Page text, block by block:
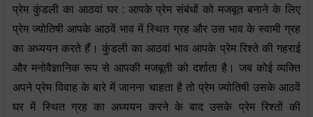
प्रेम कुंडली का आठवां घर : आपके प्रेम संबंधों को मजबूत बनाने के लिए
प्रेम ज्योतिषी आपके आठवें भाव में स्थित ग्रह और उस भाव के स्वामी ग्रह
का अध्ययन करते हैं। कुंडली का आठवां भाव आपके प्रेम रिश्ते की गहराई
और मनोवैज्ञानिक रूप से आपकी मजबूती को दर्शाता है। जब कोई व्यक्ति
अपने प्रेम विवाह के बारे में जानना चाहता है तो प्रेम ज्योतिषी उसके आठवें
घर में स्थित ग्रह का अध्ययन करने के बाद उसके प्रेम रिश्तों की